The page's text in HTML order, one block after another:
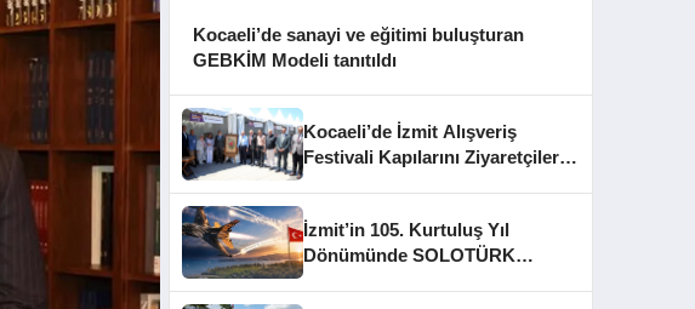
Kocaeli’de sanayi ve eğitimi buluşturan
GEBKİM Modeli tanıtıldı
Kocaeli’de İzmit Alışveriş
Festivali Kapılarını Ziyaretçilere
İzmit’in 105. Kurtuluş Yıl
Dönümünde SOLOTÜRK